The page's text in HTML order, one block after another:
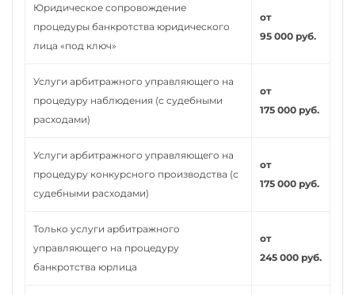
Юридическое сопровождение
процедуры банкротства юридического
лица «под ключ»
от
95 000 руб.
Услуги арбитражного управляющего на
процедуру наблюдения (с судебными
расходами)
от
175 000 руб.
Услуги арбитражного управляющего на
процедуру конкурсного производства (с
судебными расходами)
от
175 000 руб.
Только услуги арбитражного
управляющего на процедуру
банкротства юрлица
от
245 000 руб.